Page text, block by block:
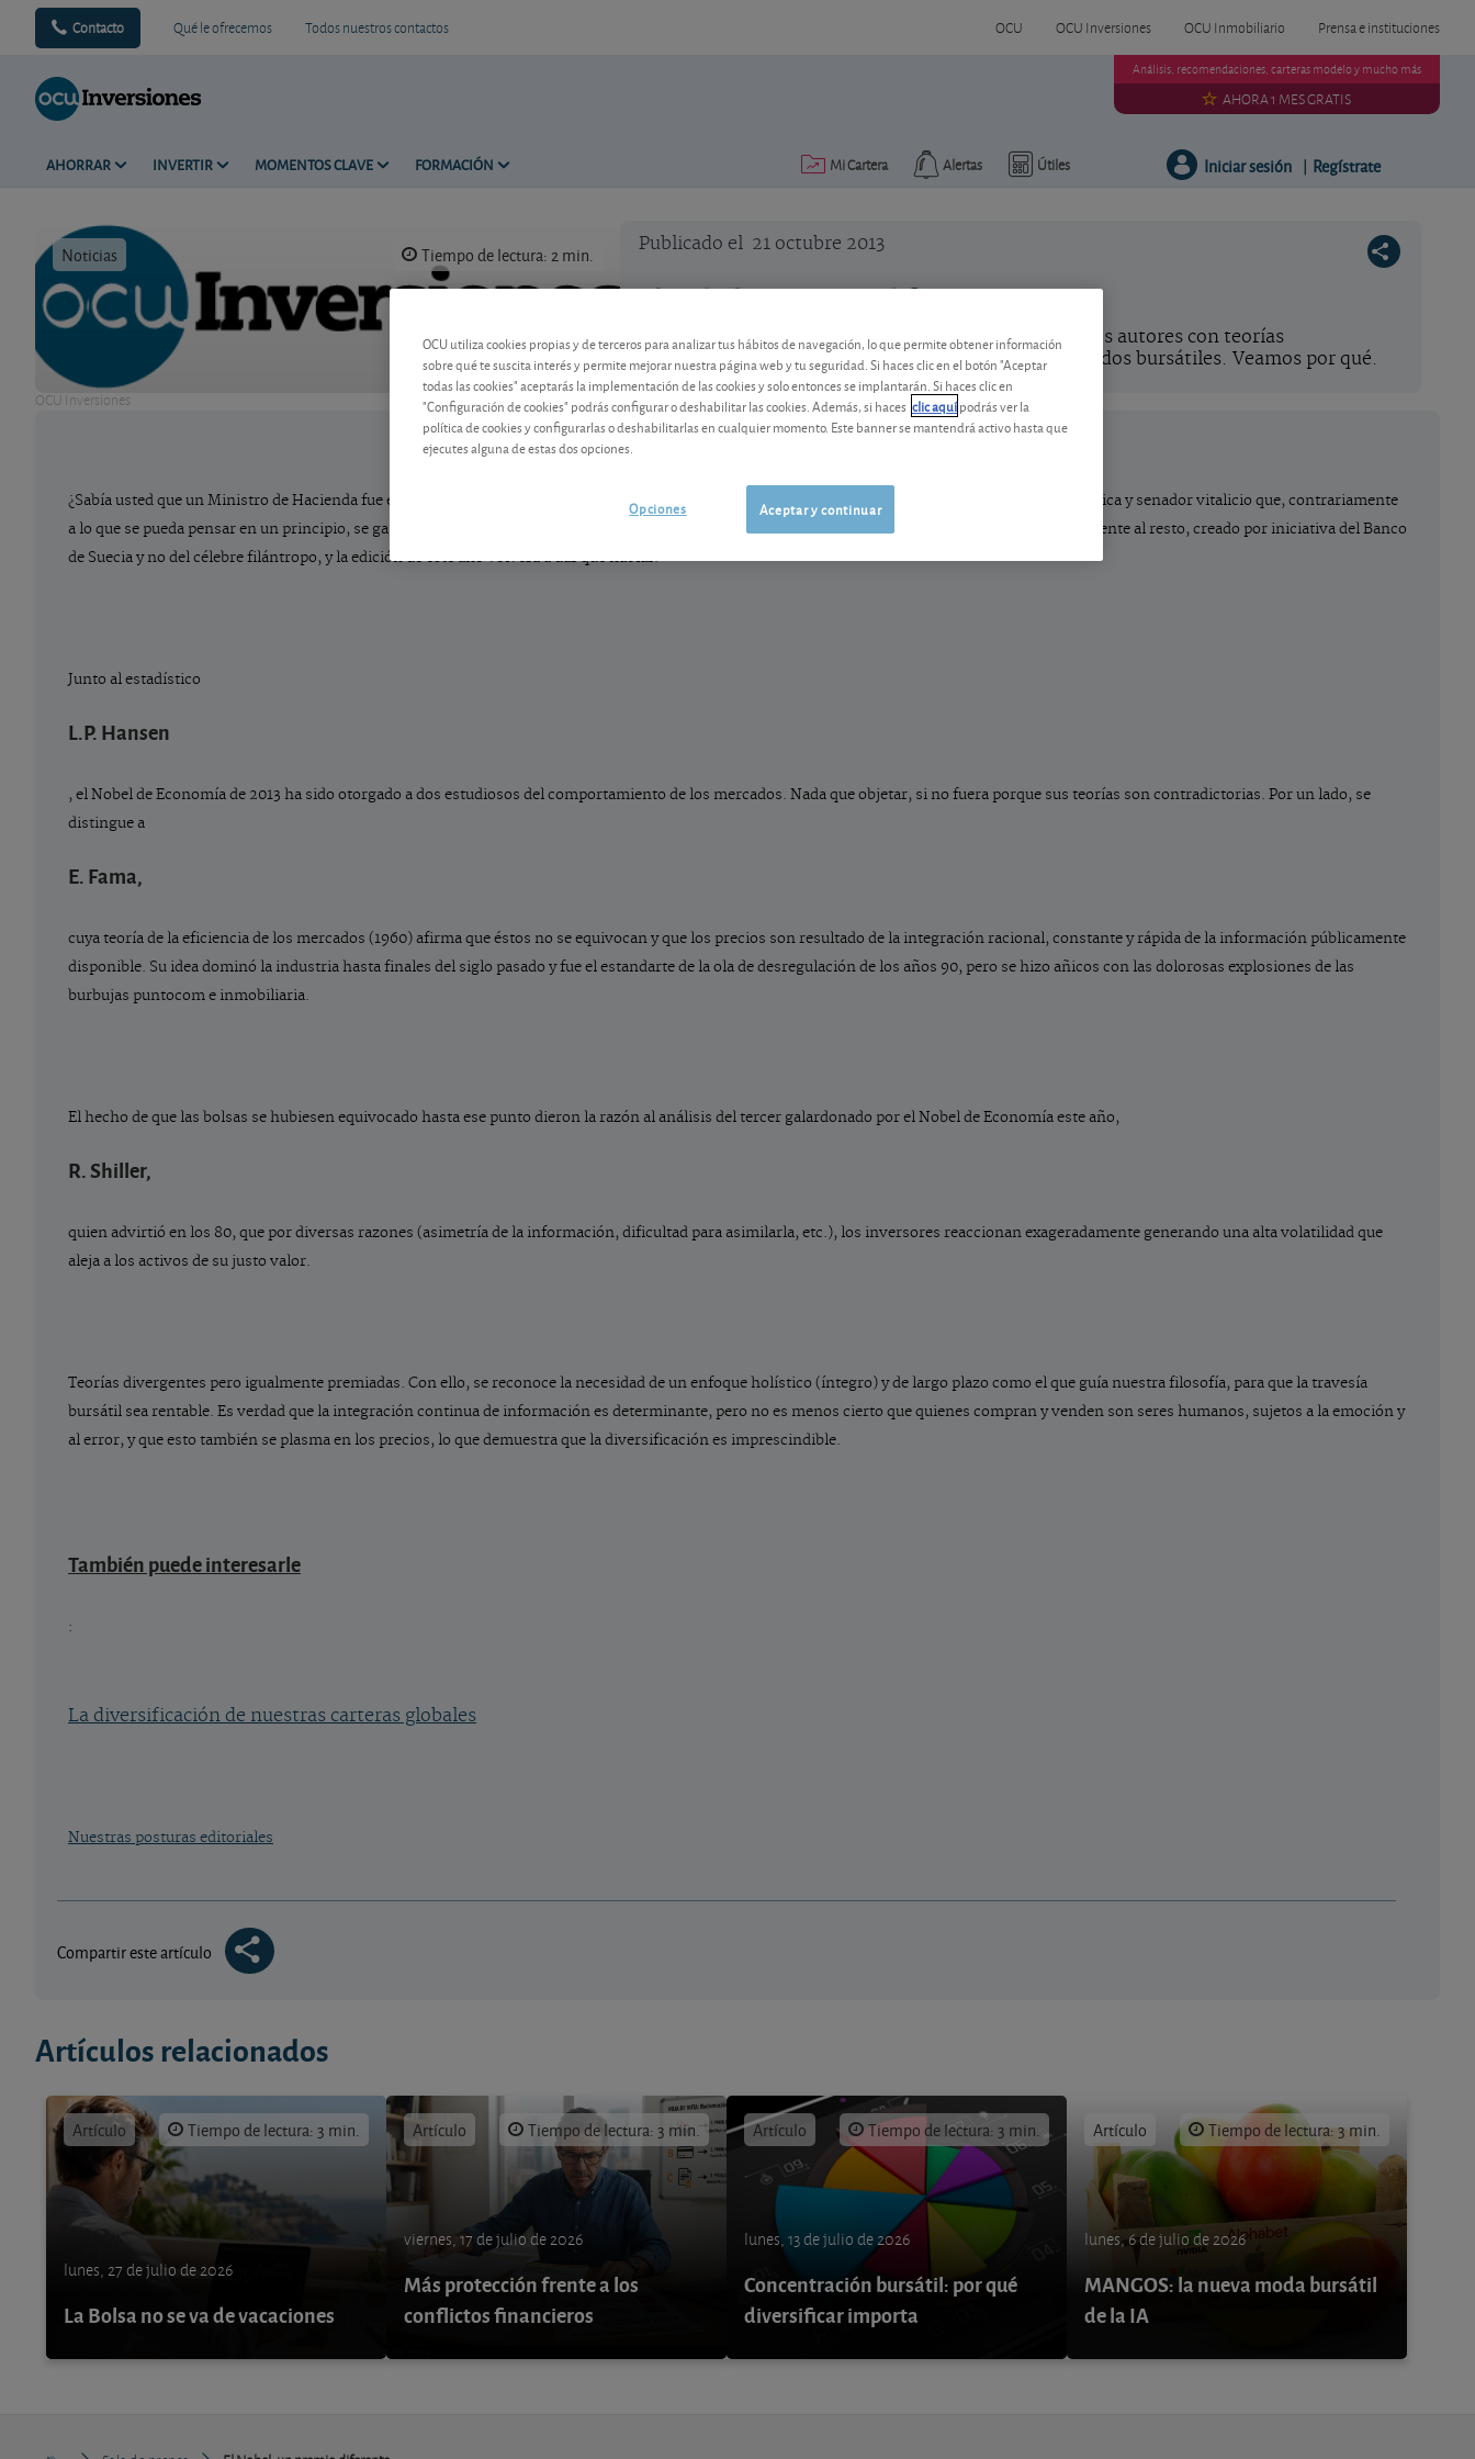
Contacto Qué le ofrecemos Todos nuestros contactos OCU OCU Inversiones OCU Inmobiliario Prensa e instituciones
AHORRAR INVERTIR MOMENTOS CLAVE FORMACIÓN Útiles
Alertas
Mi Cartera
Análisis, recomendaciones, carteras modelo y mucho más
AHORA 1 MES GRATIS
Iniciar sesión | Regístrate
Noticias Tiempo de lectura: 2 min.
OCU Inversiones
Publicado el 21 octubre 2013
El Nobel, un premio diferente
El Premio Nobel de Economía de este año recae en tres autores con teorías
contrapuestas sobre el comportamiento de los mercados bursátiles. Veamos por qué.
¿Sabía usted que un Ministro de Hacienda fue el primer español en recibir un premio Nobel? Se trata de José Echegaray, catedrático de física matemática y senador vitalicio que, contrariamente
a lo que se pueda pensar en un principio, se ganó esta distinción en el campo literario y no en el económico. El Nobel de Economía es un premio diferente al resto, creado por iniciativa del Banco
de Suecia y no del célebre filántropo, y la edición de este año volverá a dar que hablar.
Junto al estadístico
L.P. Hansen
, el Nobel de Economía de 2013 ha sido otorgado a dos estudiosos del comportamiento de los mercados. Nada que objetar, si no fuera porque sus teorías son contradictorias. Por un lado, se
distingue a
E. Fama,
cuya teoría de la eficiencia de los mercados (1960) afirma que éstos no se equivocan y que los precios son resultado de la integración racional, constante y rápida de la información públicamente
disponible. Su idea dominó la industria hasta finales del siglo pasado y fue el estandarte de la ola de desregulación de los años 90, pero se hizo añicos con las dolorosas explosiones de las
burbujas puntocom e inmobiliaria.
El hecho de que las bolsas se hubiesen equivocado hasta ese punto dieron la razón al análisis del tercer galardonado por el Nobel de Economía este año,
R. Shiller,
quien advirtió en los 80, que por diversas razones (asimetría de la información, dificultad para asimilarla, etc.), los inversores reaccionan exageradamente generando una alta volatilidad que
aleja a los activos de su justo valor.
Teorías divergentes pero igualmente premiadas. Con ello, se reconoce la necesidad de un enfoque holístico (íntegro) y de largo plazo como el que guía nuestra filosofía, para que la travesía
bursátil sea rentable. Es verdad que la integración continua de información es determinante, pero no es menos cierto que quienes compran y venden son seres humanos, sujetos a la emoción y
al error, y que esto también se plasma en los precios, lo que demuestra que la diversificación es imprescindible.
También puede interesarle
:
La diversificación de nuestras carteras globales
Nuestras posturas editoriales
Compartir este artículo
Artículos relacionados
Artículo Tiempo de lectura: 3 min.
lunes, 27 de julio de 2026
La Bolsa no se va de vacaciones
Artículo Tiempo de lectura: 3 min.
viernes, 17 de julio de 2026
Más protección frente a los
conflictos financieros
Artículo Tiempo de lectura: 3 min.
lunes, 13 de julio de 2026
Concentración bursátil: por qué
diversificar importa
Artículo Tiempo de lectura: 3 min.
lunes, 6 de julio de 2026
MANGOS: la nueva moda bursátil
de la IA
OCU utiliza cookies propias y de terceros para analizar tus hábitos de navegación, lo que permite obtener información
sobre qué te suscita interés y permite mejorar nuestra página web y tu seguridad. Si haces clic en el botón "Aceptar
todas las cookies" aceptarás la implementación de las cookies y solo entonces se implantarán. Si haces clic en
"Configuración de cookies" podrás configurar o deshabilitar las cookies. Además, si haces clic aquípodrás ver la
política de cookies y configurarlas o deshabilitarlas en cualquier momento. Este banner se mantendrá activo hasta que
ejecutes alguna de estas dos opciones.
Aceptar y continuar
Opciones